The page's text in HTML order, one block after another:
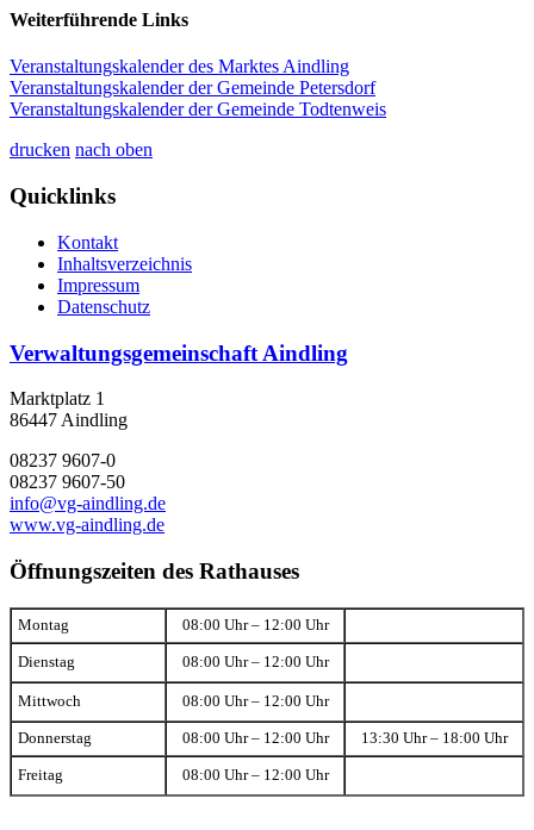
Weiterführende Links
Veranstaltungskalender des Marktes Aindling
Veranstaltungskalender der Gemeinde Petersdorf
Veranstaltungskalender der Gemeinde Todtenweis
drucken nach oben
Quicklinks
Kontakt
Inhaltsverzeichnis
Impressum
Datenschutz
Verwaltungsgemeinschaft Aindling
Marktplatz 1
86447 Aindling
08237 9607-0
08237 9607-50
info@vg-aindling.de
www.vg-aindling.de
Öffnungszeiten des Rathauses
Montag 08:00 Uhr – 12:00 Uhr
Dienstag 08:00 Uhr – 12:00 Uhr
Mittwoch 08:00 Uhr – 12:00 Uhr
Donnerstag 08:00 Uhr – 12:00 Uhr 13:30 Uhr – 18:00 Uhr
Freitag 08:00 Uhr – 12:00 Uhr